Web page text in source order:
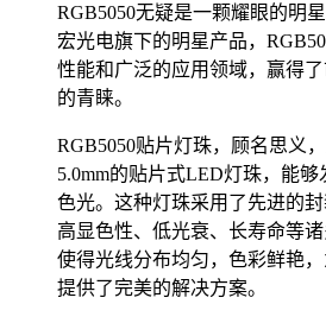
RGB5050无疑是一颗耀眼的明
宏光电旗下的明星产品，
性能和广泛的应用领域，赢得
的青睐。
RGB5050贴片灯珠，顾名思义
5.0mm的贴片式LED灯珠，能
色光。这种灯珠采用了先进的封
高显色性、低光衰、长寿命等
使得光线分布均匀，色彩鲜艳
提供了完美的解决方案。